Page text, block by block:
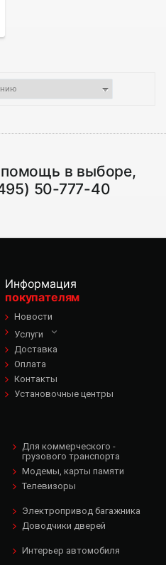
в выборе,
50-777-40
Информация
покупателям
Новости
Услуги
Доставка
Оплата
Контакты
Установочные центры
Для коммерческого -
грузового транспорта
Модемы, карты памяти
Телевизоры
Электропривод багажника
Доводчики дверей
Интерьер автомобиля